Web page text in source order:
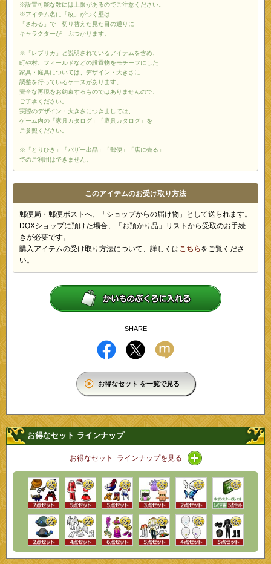
※設置可能な数には上限があるのでご注意ください。
※アイテム名に「改」がつく壁は
「さわる」で 切り替えた見た目の通りに
キャラクターが ぶつかります。
※「レプリカ」と説明されているアイテムを含め、
町や村、フィールドなどの設置物をモチーフにした
家具・庭具については、デザイン・大きさに
調整を行っているケースがあります。
完全な再現をお約束するものではありませんので、
ご了承ください。
実際のデザイン・大きさにつきましては、
ゲーム内の「家具カタログ」「庭具カタログ」を
ご参照ください。
※「とりひき」「バザー出品」「郵便」「店に売る」
でのご利用はできません。
このアイテムのお受け取り方法
郵便局・郵便ポストへ、「ショップからの届け物」として送られます。
DQXショップに預けた場合、「お預かり品」リストから受取のお手続
きが必要です。
購入アイテムの受け取り方法について、詳しくはこちらをご覧くださ
い。
SHARE
お得なセット を一覧で見る
お得なセット ラインナップ
お得なセット ラインナップを見る アイコン / ラインナ